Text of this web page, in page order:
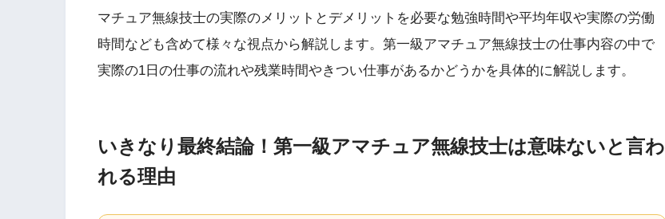
マチュア無線技士の実際のメリットとデメリットを必要な勉強時間や平均年収や実際の労働
時間なども含めて様々な視点から解説します。第一級アマチュア無線技士の仕事内容の中で
実際の1日の仕事の流れや残業時間やきつい仕事があるかどうかを具体的に解説します。
いきなり最終結論！第一級アマチュア無線技士は意味ないと言わ
れる理由